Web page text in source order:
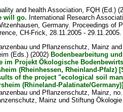
and health Association, FQH (Ed.)
will go. International Research
Germany. Proceedings of
CH-Frick, 28.11.2005 - 29.11.2005.
und Pflanzenschutz, Mainz
(Eds.) (2002) Bodenbearbeitung
im Projekt Ökologische
(Rheinhessen, Rheinland-Pfalz)
of the project "ecological soil
(Rhineland-Palatinate/
und Pflanzenschutz, Mainz,
Mainz und Stiftung